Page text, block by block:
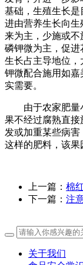
基础，生殖生长是
进由营养生长向生
来为主，少施或
磷钾微为主，促
生长占主导地位，
钾微配合施用如
实需要。
由于农家肥量小
果不经过腐熟直接
发或加重某些病害
这样的肥料，该果
上一篇： 棉
下一篇： 注
关于我们